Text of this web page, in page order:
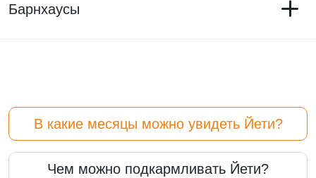
Барнхаусы
В какие месяцы можно увидеть Йети?
Чем можно подкармливать Йети?